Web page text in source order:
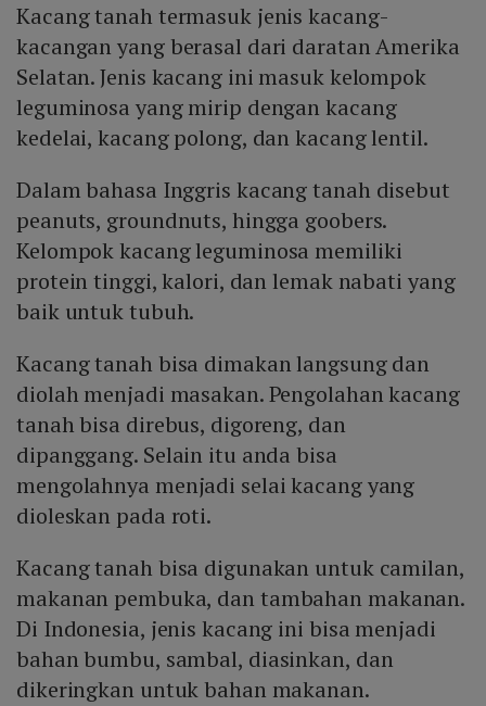
Kacang tanah termasuk jenis kacang-
kacangan yang berasal dari daratan Amerika
Selatan. Jenis kacang ini masuk kelompok
leguminosa yang mirip dengan kacang
kedelai, kacang polong, dan kacang lentil.
Dalam bahasa Inggris kacang tanah disebut
peanuts, groundnuts, hingga goobers.
Kelompok kacang leguminosa memiliki
protein tinggi, kalori, dan lemak nabati yang
baik untuk tubuh.
Kacang tanah bisa dimakan langsung dan
diolah menjadi masakan. Pengolahan kacang
tanah bisa direbus, digoreng, dan
dipanggang. Selain itu anda bisa
mengolahnya menjadi selai kacang yang
dioleskan pada roti.
Kacang tanah bisa digunakan untuk camilan,
makanan pembuka, dan tambahan makanan.
Di Indonesia, jenis kacang ini bisa menjadi
bahan bumbu, sambal, diasinkan, dan
dikeringkan untuk bahan makanan.